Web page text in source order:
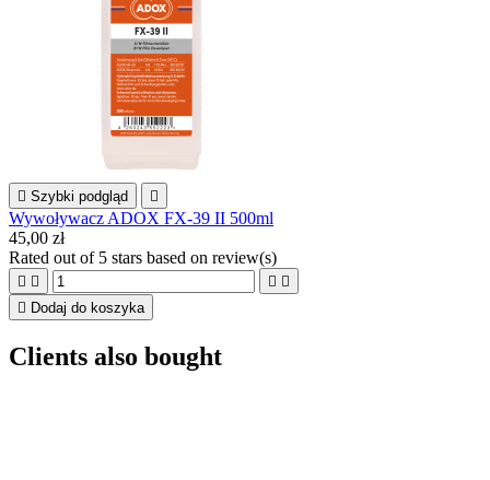
 Szybki podgląd 
Wywoływacz ADOX FX-39 II 500ml
45,00 zł
Rated out of 5 stars based on review(s)
   
 Dodaj do koszyka
Clients also bought